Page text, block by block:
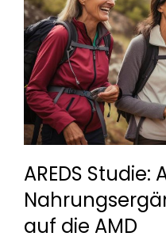
AREDS
auf die AMD